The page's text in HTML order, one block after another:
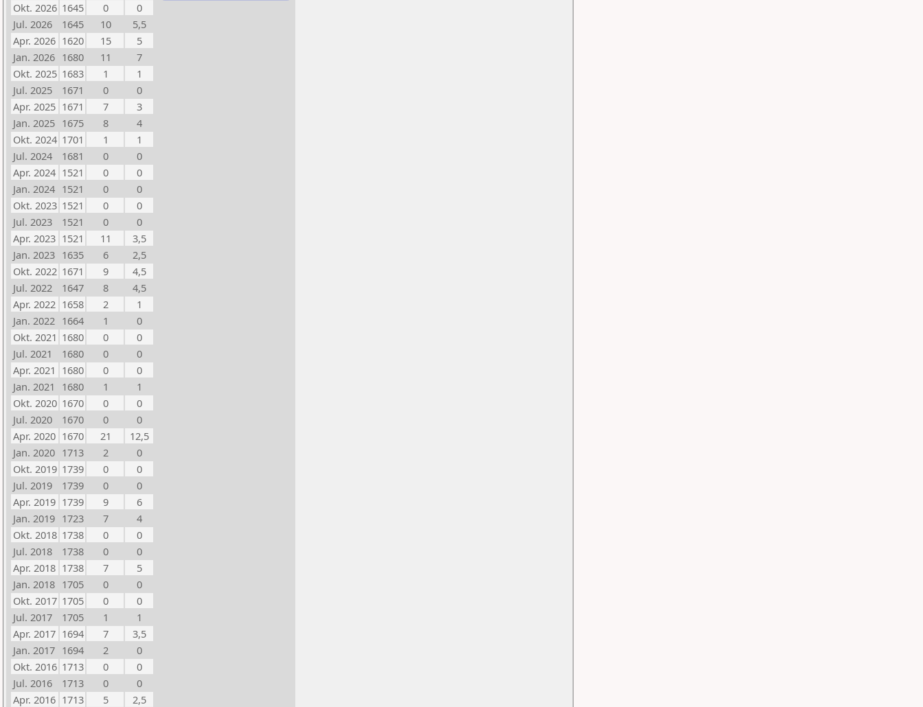
Okt. 2026 1645 0
0
Jul. 2026
1645 10
5,5
Apr. 2026 1620 15
5
Jan. 2026 1680 11
7
Okt. 2025 1683 1
1
Jul. 2025
1671 0
0
Apr. 2025 1671 7
3
Jan. 2025 1675 8
4
Okt. 2024 1701 1
1
Jul. 2024
1681 0
0
Apr. 2024 1521 0
0
Jan. 2024 1521 0
0
Okt. 2023 1521 0
0
Jul. 2023
1521 0
0
Apr. 2023 1521 11
3,5
Jan. 2023 1635 6
2,5
Okt. 2022 1671 9
4,5
Jul. 2022
1647 8
4,5
Apr. 2022 1658 2
1
Jan. 2022 1664 1
0
Okt. 2021 1680 0
0
Jul. 2021
1680 0
0
Apr. 2021 1680 0
0
Jan. 2021
1680 1
1
Okt. 2020 1670 0
0
Jul. 2020
1670 0
0
Apr. 2020 1670 21
12,5
Jan. 2020 1713 2
0
Okt. 2019 1739 0
0
Jul. 2019
1739 0
0
Apr. 2019 1739 9
6
Jan. 2019 1723 7
4
Okt. 2018 1738 0
0
Jul. 2018
1738 0
0
Apr. 2018 1738 7
5
Jan. 2018 1705 0
0
Okt. 2017 1705 0
0
Jul. 2017
1705 1
1
Apr. 2017 1694 7
3,5
Jan. 2017 1694 2
0
Okt. 2016 1713 0
0
Jul. 2016
1713 0
0
Apr. 2016 1713 5
2,5